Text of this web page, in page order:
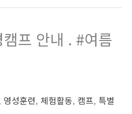
프 안내 . #여름
영성훈련, 체험활동, 캠프, 특별